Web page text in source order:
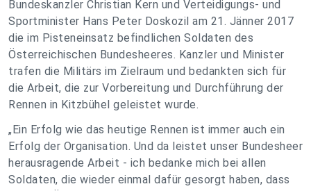
Bundeskanzler Christian Kern und Verteidigungs- und
Sportminister Hans Peter Doskozil am 21. Jänner 2017
die im Pisteneinsatz befindlichen Soldaten des
Österreichischen Bundesheeres. Kanzler und Minister
trafen die Militärs im Zielraum und bedankten sich für
die Arbeit, die zur Vorbereitung und Durchführung der
Rennen in Kitzbühel geleistet wurde.
„Ein Erfolg wie das heutige Rennen ist immer auch ein
Erfolg der Organisation. Und da leistet unser Bundesheer
herausragende Arbeit - ich bedanke mich bei allen
Soldaten, die wieder einmal dafür gesorgt haben, dass